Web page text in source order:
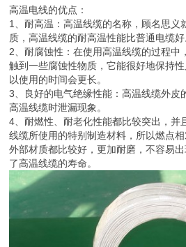
高温电线的优点：
1、耐高温：高温线缆的名称，顾名思义
质，高温线缆的耐高温性能比普通电缆好
2、耐腐蚀性：在使用高温线缆的过程中
触到一些腐蚀性物质，它能很好地保持
以使用的时间会更长。
3、良好的电气绝缘性能：高温线缆外皮
高温线缆时泄漏现象。
4、耐燃性、耐老化性能都比较突出，并
线缆所使用的特别制造材料，所以燃点
外部材质都比较好，更加耐磨，不容易
了高温线缆的寿命。